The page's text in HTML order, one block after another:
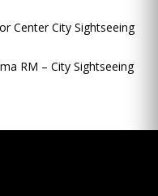
Center City Sightseeing
RM – City Sightseeing